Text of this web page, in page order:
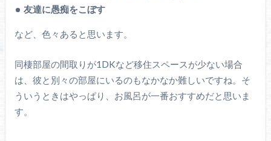
友達に愚痴をこぼす
など、色々あると思います。
同棲部屋の間取りが1DKなど移住スペースが少ない場合
は、彼と別々の部屋にいるのもなかなか難しいですね。そ
ういうときはやっぱり、お風呂が一番おすすめだと思いま
す。